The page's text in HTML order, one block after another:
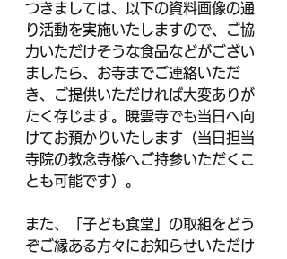
つきましては、以下の資料画像の通
り活動を実施いたしますので、ご協
力いただけそうな食品などがござい
ましたら、お寺までご連絡いただ
き、ご提供いただければ大変ありが
たく存じます。暁雲寺でも当日へ向
けてお預かりいたします（当日担当
寺院の教念寺様へご持参いただくこ
とも可能です）。
また、「子ども食堂」の取組をどう
ぞご縁ある方々にお知らせいただけ